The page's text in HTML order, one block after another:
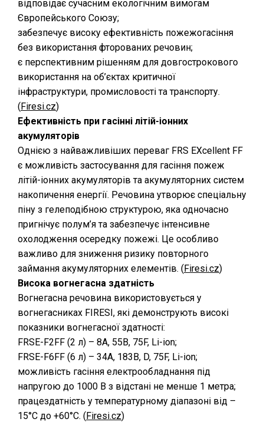
відповідає сучасним екологічним вимогам
Європейського Союзу;
забезпечує високу ефективність пожежогасіння
без використання фторованих речовин;
є перспективним рішенням для довгострокового
використання на об’єктах критичної
інфраструктури, промисловості та транспорту.
(⁠Firesi.cz)
Ефективність при гасінні літій-іонних
акумуляторів
Однією з найважливіших переваг FRS EXcellent FF
є можливість застосування для гасіння пожеж
літій-іонних акумуляторів та акумуляторних систем
накопичення енергії. Речовина утворює спеціальну
піну з гелеподібною структурою, яка одночасно
пригнічує полум’я та забезпечує інтенсивне
охолодження осередку пожежі. Це особливо
важливо для зниження ризику повторного
займання акумуляторних елементів. (⁠Firesi.cz)
Висока вогнегасна здатність
Вогнегасна речовина використовується у
вогнегасниках FIRESI, які демонструють високі
показники вогнегасної здатності:
FRSE-F2FF (2 л) – 8A, 55B, 75F, Li-ion;
FRSE-F6FF (6 л) – 34A, 183B, D, 75F, Li-ion;
можливість гасіння електрообладнання під
напругою до 1000 В з відстані не менше 1 метра;
працездатність у температурному діапазоні від –
15°C до +60°C. (⁠Firesi.cz)